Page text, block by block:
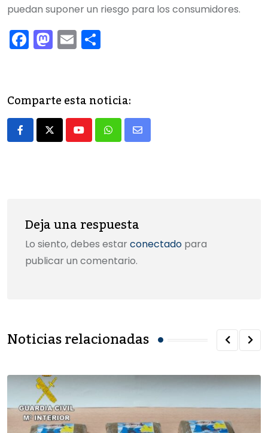
puedan suponer un riesgo para los consumidores.
F
a
e
b
o
M
a
o
d
o
E
m
l p
ar
tir
Comparte esta noticia:
YoutubeWhatsapp
Share
Deja una respuesta
Lo siento, debes estar conectado para
publicar un comentario.
Noticias relacionadas